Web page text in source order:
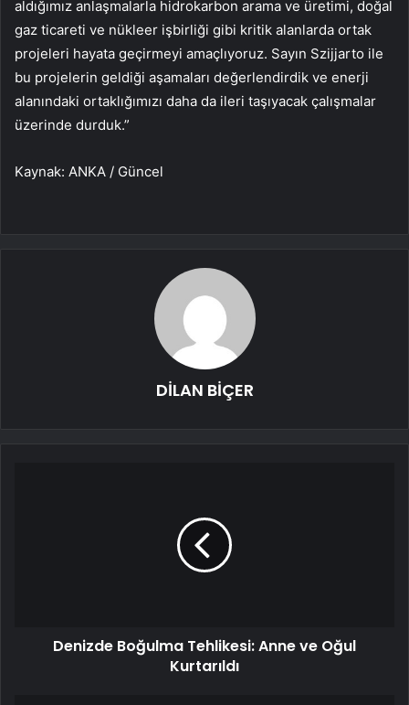
aldığımız anlaşmalarla hidrokarbon arama ve üretimi, doğal
gaz ticareti ve nükleer işbirliği gibi kritik alanlarda ortak
projeleri hayata geçirmeyi amaçlıyoruz. Sayın Szijjarto ile
bu projelerin geldiği aşamaları değerlendirdik ve enerji
alanındaki ortaklığımızı daha da ileri taşıyacak çalışmalar
üzerinde durduk.”
Kaynak: ANKA / Güncel
DİLAN BİÇER
Denizde Boğulma Tehlikesi: Anne ve Oğul
Kurtarıldı